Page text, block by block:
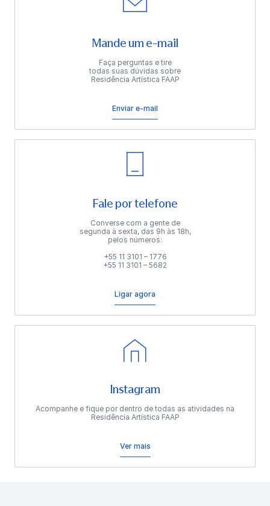
Mande um e-mail
Faça perguntas e tire
todas suas dúvidas sobre
Residência Artística FAAP
Enviar e-mail
Fale por telefone
Converse com a gente de
segunda à sexta, das 9h às 18h,
pelos números:
+55 11 3101 – 1776
+55 11 3101 – 5682
Ligar agora
Instagram
Acompanhe e fique por dentro de todas as atividades na
Residência Artística FAAP
Ver mais